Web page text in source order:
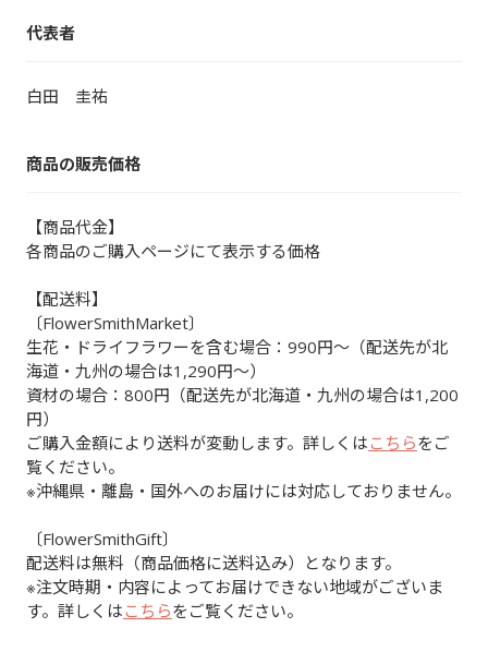
代表者
白田 圭祐
商品の販売価格
【商品代金】
各商品のご購入ページにて表示する価格
【配送料】
〔FlowerSmithMarket〕
生花・ドライフラワーを含む場合：990円～（配送先が北
海道・九州の場合は1,290円～）
資材の場合：800円（配送先が北海道・九州の場合は1,200
円）
ご購入金額により送料が変動します。詳しくは こちらをご
覧ください。
※沖縄県・離島・国外へのお届けには対応しておりません。
〔FlowerSmithGift〕
配送料は無料（商品価格に送料込み）となります。
※注文時期・内容によってお届けできない地域がございま
す。詳しくは こちらをご覧ください。